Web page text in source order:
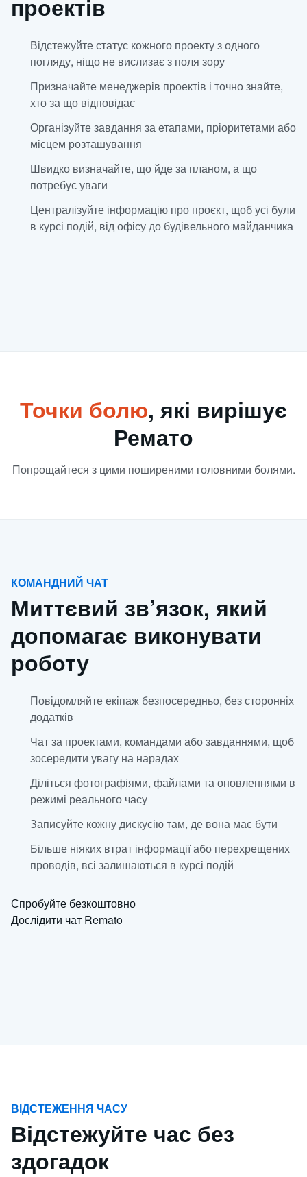
проектів
Відстежуйте статус кожного проекту з одного
погляду, ніщо не вислизає з поля зору
Призначайте менеджерів проектів і точно знайте,
хто за що відповідає
Організуйте завдання за етапами, пріоритетами або
місцем розташування
Швидко визначайте, що йде за планом, а що
потребує уваги
Централізуйте інформацію про проєкт, щоб усі були
в курсі подій, від офісу до будівельного майданчика
Точки болю, які вирішує
Ремато
Попрощайтеся з цими поширеними головними болями.
КОМАНДНИЙ ЧАТ
Миттєвий зв’язок, який
допомагає виконувати
роботу
Повідомляйте екіпаж безпосередньо, без сторонніх
додатків
Чат за проектами, командами або завданнями, щоб
зосередити увагу на нарадах
Діліться фотографіями, файлами та оновленнями в
режимі реального часу
Записуйте кожну дискусію там, де вона має бути
Більше ніяких втрат інформації або перехрещених
проводів, всі залишаються в курсі подій
Спробуйте безкоштовно
Дослідити чат Remato
ВІДСТЕЖЕННЯ ЧАСУ
Відстежуйте час без
здогадок